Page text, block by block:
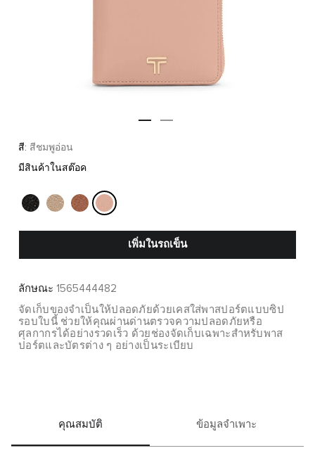
สี: สีชมพูอ่อน
มีสินค้าในสต๊อค
เพิ่มในรถเข็น
ลักษณะ 1565444482
จัดเก็บของจำเป็นให้ปลอดภัยด้วยเคสใส่พาสปอร์ตแบบซิป
รอบใบนี้ ช่วยให้คุณผ่านด่านตรวจความปลอดภัยหรือ
ศุลกากรได้อย่างรวดเร็ว ด้วยช่องจัดเก็บเฉพาะสำหรับพาส
ปอร์ตและบัตรต่าง ๆ อย่างเป็นระเบียบ
คุณสมบัติ ข้อมูลจำเพาะ